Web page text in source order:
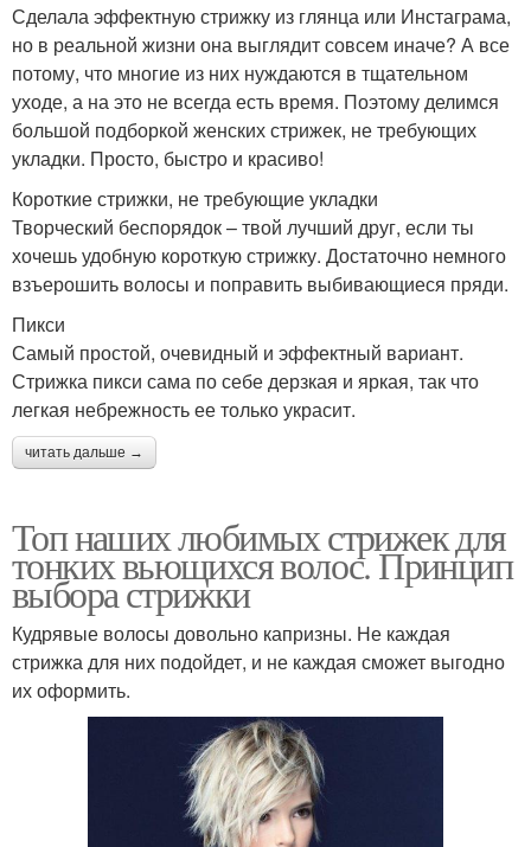
Сделала эффектную стрижку из глянца или Инстаграма,
но в реальной жизни она выглядит совсем иначе? А все
потому, что многие из них нуждаются в тщательном
уходе, а на это не всегда есть время. Поэтому делимся
большой подборкой женских стрижек, не требующих
укладки. Просто, быстро и красиво!
Короткие стрижки, не требующие укладки
Творческий беспорядок – твой лучший друг, если ты
хочешь удобную короткую стрижку. Достаточно немного
взъерошить волосы и поправить выбивающиеся пряди.
Пикси
Самый простой, очевидный и эффектный вариант.
Стрижка пикси сама по себе дерзкая и яркая, так что
легкая небрежность ее только украсит.
читать дальше →
Топ наших любимых стрижек для
тонких вьющихся волос. Принцип
выбора стрижки
Кудрявые волосы довольно капризны. Не каждая
стрижка для них подойдет, и не каждая сможет выгодно
их оформить.